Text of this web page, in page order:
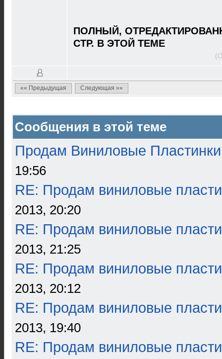
ПОЛНЫЙ,
СТР. В ЭТОЙ ТЕМЕ
«« Предыдущая Следующая »»
Сообщения в этой теме
Продам Виниловые Пластинки
19:56
RE: Продам виниловые
2013, 20:20
RE: Продам виниловые
2013, 21:25
RE: Продам виниловые
2013, 20:12
RE: Продам виниловые
2013, 19:40
RE: Продам виниловые